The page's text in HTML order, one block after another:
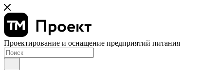
Проектирование и оснащение предприятий питания